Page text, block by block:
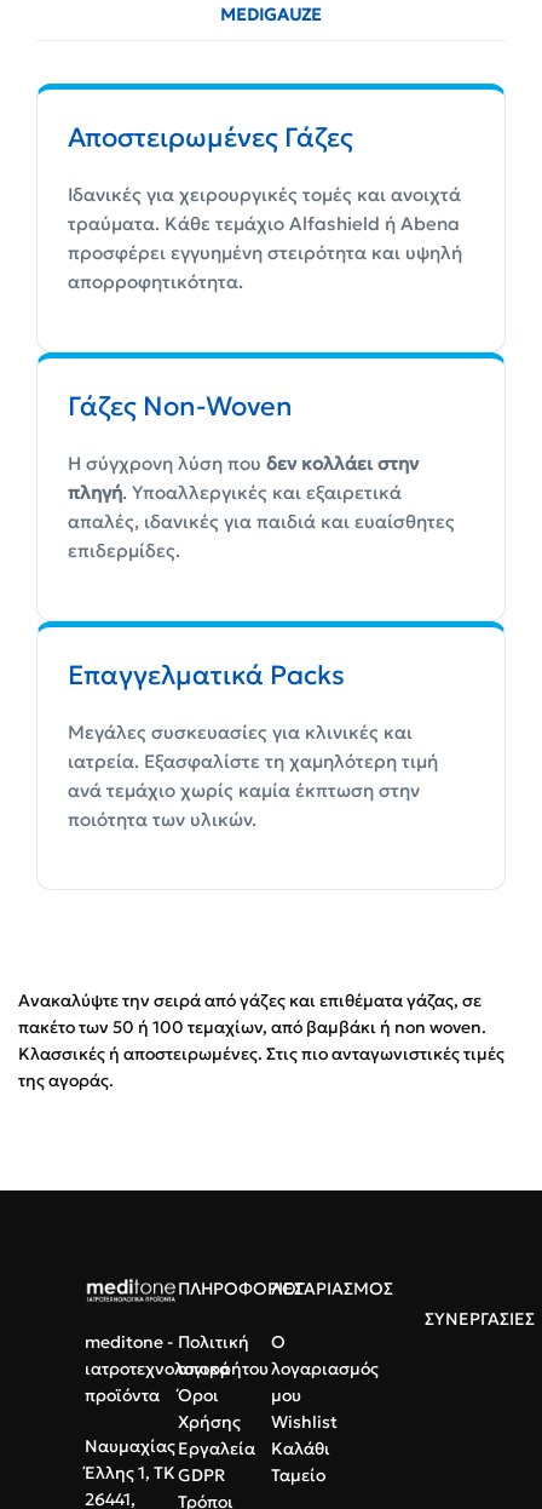
MEDIGAUZE
Αποστειρωμένες Γάζες
Ιδανικές για χειρουργικές τομές και ανοιχτά
τραύματα. Κάθε τεμάχιο Alfashield ή Abena
προσφέρει εγγυημένη στειρότητα και υψηλή
απορροφητικότητα.
Γάζες Non-Woven
Η σύγχρονη λύση που δεν κολλάει στην
πληγή. Υποαλλεργικές και εξαιρετικά
απαλές, ιδανικές για παιδιά και ευαίσθητες
επιδερμίδες.
Επαγγελματικά Packs
Μεγάλες συσκευασίες για κλινικές και
ιατρεία. Εξασφαλίστε τη χαμηλότερη τιμή
ανά τεμάχιο χωρίς καμία έκπτωση στην
ποιότητα των υλικών.
Ανακαλύψτε την σειρά από γάζες και επιθέματα γάζας, σε
πακέτο των 50 ή 100 τεμαχίων, από βαμβάκι ή non woven.
Κλασσικές ή αποστειρωμένες. Στις πιο ανταγωνιστικές τιμές
της αγοράς.
meditone -
ιατροτεχνολογικά
προϊόντα
Ναυμαχίας
Έλλης 1, ΤΚ
26441,
ΠΛΗΡΟΦΟΡΙΕΣ
Πολιτική
απορρήτου
Όροι
Χρήσης
Εργαλεία
GDPR
Τρόποι
ΛΟΓΑΡΙΑΣΜΟΣ
Ο
λογαριασμός
μου
Wishlist
Καλάθι
Ταμείο
ΣΥΝΕΡΓΑΣΙΕΣ